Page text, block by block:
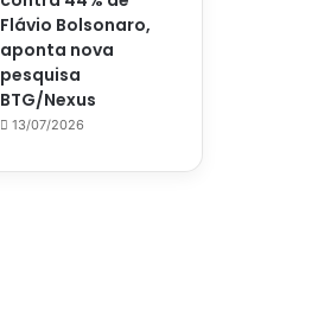
Flávio Bolsonaro,
aponta nova
pesquisa
BTG/Nexus
13/07/2026